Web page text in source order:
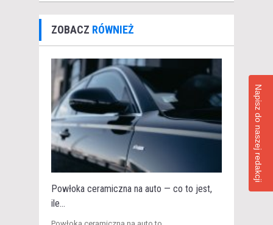
ZOBACZ RÓWNIEŻ
Powłoka ceramiczna na auto — co to jest,
ile...
Napisz do naszej redakcji